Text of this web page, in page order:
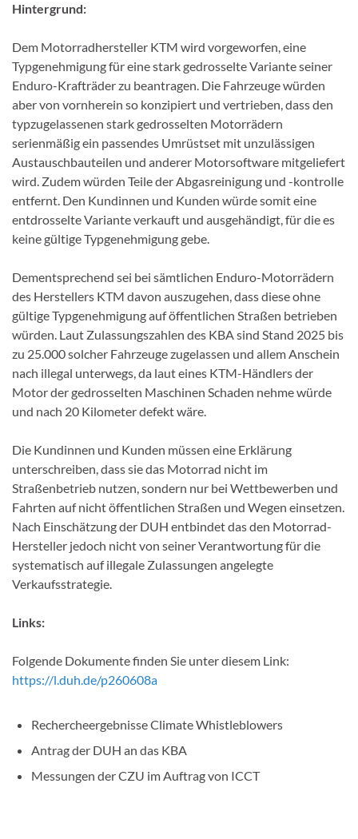
Hintergrund:
Dem Motorradhersteller KTM wird vorgeworfen, eine
Typgenehmigung für eine stark gedrosselte Variante seiner
Enduro-Krafträder zu beantragen. Die Fahrzeuge würden
aber von vornherein so konzipiert und vertrieben, dass den
typzugelassenen stark gedrosselten Motorrädern
serienmäßig ein passendes Umrüstset mit unzulässigen
Austauschbauteilen und anderer Motorsoftware mitgeliefert
wird. Zudem würden Teile der Abgasreinigung und -kontrolle
entfernt. Den Kundinnen und Kunden würde somit eine
entdrosselte Variante verkauft und ausgehändigt, für die es
keine gültige Typgenehmigung gebe.
Dementsprechend sei bei sämtlichen Enduro-Motorrädern
des Herstellers KTM davon auszugehen, dass diese ohne
gültige Typgenehmigung auf öffentlichen Straßen betrieben
würden. Laut Zulassungszahlen des KBA sind Stand 2025 bis
zu 25.000 solcher Fahrzeuge zugelassen und allem Anschein
nach illegal unterwegs, da laut eines KTM-Händlers der
Motor der gedrosselten Maschinen Schaden nehme würde
und nach 20 Kilometer defekt wäre.
Die Kundinnen und Kunden müssen eine Erklärung
unterschreiben, dass sie das Motorrad nicht im
Straßenbetrieb nutzen, sondern nur bei Wettbewerben und
Fahrten auf nicht öffentlichen Straßen und Wegen einsetzen.
Nach Einschätzung der DUH entbindet das den Motorrad-
Hersteller jedoch nicht von seiner Verantwortung für die
systematisch auf illegale Zulassungen angelegte
Verkaufsstrategie.
Links:
Folgende Dokumente finden Sie unter diesem Link:
https://l.duh.de/p260608a
Rechercheergebnisse Climate Whistleblowers
Antrag der DUH an das KBA
Messungen der CZU im Auftrag von ICCT